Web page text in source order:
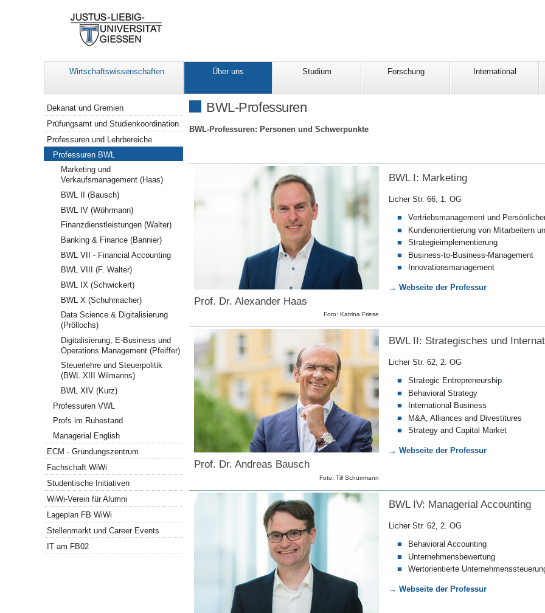
Wirtschaftswissenschaften Über uns Studium Forschung International
BWL-Professuren
BWL-Professuren: Personen und Schwerpunkte
Prof. Dr. Alexander Haas
Foto: Katrina Friese
BWL I: Marketing
Licher Str. 66, 1. OG
Vertriebsmanagement und
Kundenorientierung von Mitarbeitern
Strategieimplementierung
Business-to-Business-Management
Innovationsmanagement
→ Webseite der Professur
Prof. Dr. Andreas Bausch
Foto: Till Schürrmann
BWL II: Strategisches und
Licher Str. 62, 2. OG
Strategic Entrepreneurship
Behavioral Strategy
International Business
M&A, Alliances and Divestitures
Strategy and Capital Market
→ Webseite der Professur
BWL IV: Managerial Accounting
Licher Str. 62, 2. OG
Behavioral Accounting
Unternehmensbewertung
Wertorientierte
→ Webseite der Professur
Navigation
Dekanat und Gremien
Prüfungsamt und Studienkoordination
Professuren und Lehrbereiche
Professuren BWL
Marketing und
Verkaufsmanagement (Haas)
BWL II (Bausch)
BWL IV (Wöhrmann)
Finanzdienstleistungen (Walter)
Banking & Finance (Bannier)
BWL VII - Financial Accounting
BWL VIII (F. Walter)
BWL IX (Schwickert)
BWL X (Schuhmacher)
Data Science & Digitalisierung
(Pröllochs)
Digitalisierung, E-Business und
Operations Management (Pfeiffer)
Steuerlehre und Steuerpolitik
(BWL XIII Wilmanns)
BWL XIV (Kurz)
Professuren VWL
Profs im Ruhestand
Managerial English
ECM - Gründungszentrum
Fachschaft WiWi
Studentische Initiativen
WiWi-Verein für Alumni
Lageplan FB WiWi
Stellenmarkt und Career Events
IT am FB02